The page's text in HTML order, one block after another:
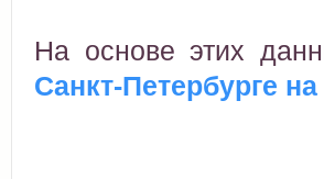
На основе этих
Санкт-Петербурге